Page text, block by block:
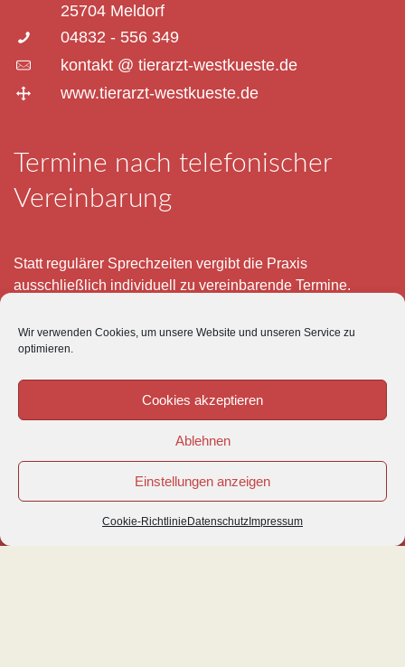
Wir verwenden Cookies, um unsere Website und unseren Service zu
optimieren.
Cookies akzeptieren
Ablehnen
Einstellungen anzeigen
Cookie-Richtlinie Datenschutz Impressum
25704 Meldorf
04832 - 556 349
kontakt @ tierarzt-westkueste.de
www.tierarzt-westkueste.de
Termine nach telefonischer
Vereinbarung
Statt regulärer Sprechzeiten vergibt die Praxis
ausschließlich individuell zu vereinbarende Termine.
– 12 und 15 – 18 Uhr.
Im Übrigen ist der Tierärztliche Notdienst unter Tel: 0180-